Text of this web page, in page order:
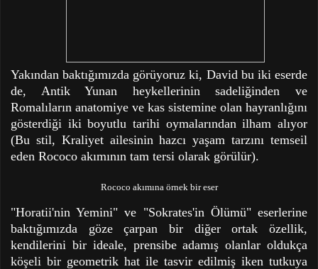
Yakından baktığımızda görüyoruz ki, David bu iki eserde
de, Antik Yunan heykellerinin sadeliğinden ve
Romalıların anatomiye ve kas sistemine olan hayranlığını
gösterdiği iki boyutlu tarihi oymalarından ilham alıyor
(Bu stil, Kraliyet ailesinin hazcı yaşam tarzını temseil
eden Rococo akımının tam tersi olarak görülür).
Rococo akımına örnek bir eser
"Horatii'nin Yemini" ve "Sokrates'in Ölümü" eserlerine
baktığımızda göze çarpan bir diğer ortak özellik,
kendilerini bir ideale, prensibe adamış olanlar oldukça
köşeli bir geometrik hat ile tasvir edilmiş iken tutkuya